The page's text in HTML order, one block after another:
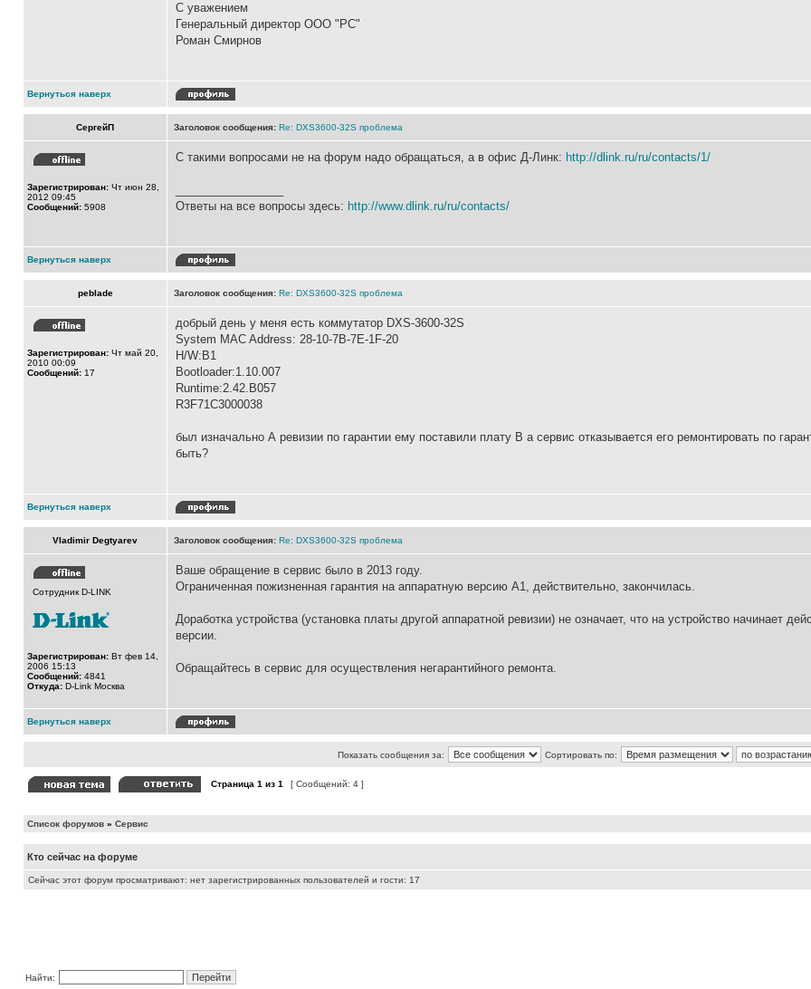
С уважением
Генеральный директор ООО "РС"
Роман Смирнов
Вернуться наверх
СергейП Заголовок сообщения: Re: DXS3600-32S проблема
Зарегистрирован: Чт июн 28,
2012 09:45
Сообщений: 5908
С такими вопросами не на форум надо обращаться, а в офис Д-Линк: http://dlink.ru/ru/contacts/1/
Ответы на все вопросы здесь: http://www.dlink.ru/ru/contacts/
Вернуться наверх
peblade Заголовок сообщения: Re: DXS3600-32S проблема
Зарегистрирован: Чт май 20,
2010 00:09
Сообщений: 17
добрый день у меня есть коммутатор DXS-3600-32S
System MAC Address: 28-10-7B-7E-1F-20
H/W:B1
Bootloader:1.10.007
Runtime:2.42.B057
R3F71C3000038
был изначально А ревизии по гарантии ему поставили плату В а сервис отказывается его ремонтировать по
быть?
Вернуться наверх
Vladimir Degtyarev Заголовок сообщения: Re: DXS3600-32S проблема
Сотрудник D-LINK
Зарегистрирован: Вт фев 14,
2006 15:13
Сообщений: 4841
Откуда: D-Link Москва
Ваше обращение в сервис было в 2013 году.
Ограниченная пожизненная гарантия на аппаратную версию А1, действительно, закончилась.
Доработка устройства (установка платы другой аппаратной ревизии) не означает, что на устройство начинает
версии.
Обращайтесь в сервис для осуществления негарантийного ремонта.
Вернуться наверх
Показать сообщения за: Сортировать по:
Страница 1 из 1 [ Сообщений: 4 ]
Список форумов » Сервис
Кто сейчас на форуме
Сейчас этот форум просматривают: нет зарегистрированных пользователей и гости: 17
Найти: